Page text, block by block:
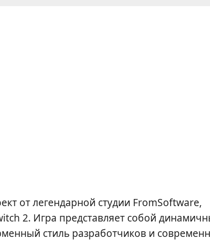
от легендарной студии FromSoftware,
2. Игра представляет собой
стиль разработчиков и